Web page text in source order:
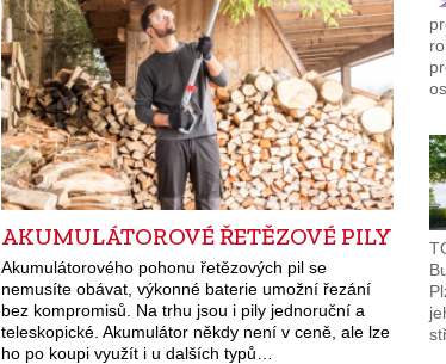
AKUMULÁTOROVÉ ŘETĚZOVÉ PILY
Akumulátorového pohonu řetězových pil se
nemusíte obávat, výkonné baterie umožní řezání
bez kompromisů. Na trhu jsou i pily jednoruční a
teleskopické. Akumulátor někdy není v ceně, ale lze
ho po koupi využít i u dalších typů…